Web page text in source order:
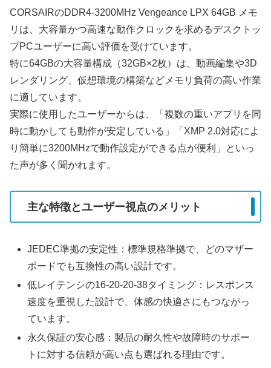
CORSAIRのDDR4-3200MHz Vengeance LPX 64GB メモ
リは、大容量かつ高速な動作クロックを求めるデスクトッ
プPCユーザーに高い評価を受けています。
特に64GBの大容量構成（32GB×2枚）は、動画編集や3D
レンダリング、仮想環境の構築などメモリ負荷の高い作業
に適しています。
実際に使用したユーザーからは、「複数の重いアプリを同
時に動かしても動作が安定している」「XMP 2.0対応によ
り簡単に3200MHzで動作設定ができる点が便利」といっ
た声が多く聞かれます。
主な特徴とユーザー視点のメリット
JEDEC準拠の安定性：標準規格準拠で、どのマザー
ボードでも互換性の高い設計です。
低レイテンシの16-20-20-38タイミング：レスポンス
速度を重視した設計で、体感の快適さにもつながっ
ています。
永久保証の安心感：製品の耐久性や故障時のサポー
トに対する信頼が高い点も選ばれる理由です。